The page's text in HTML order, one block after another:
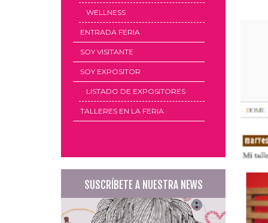
WELLNESS
ENTRADA FERIA
SOY VISITANTE
SOY EXPOSITOR
LISTADO DE EXPOSITORES
TALLERES EN LA FERIA
SUSCRÍBETE A NUESTRA NEWS